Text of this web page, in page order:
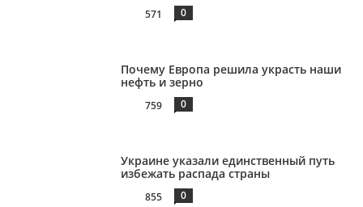
571 0
Почему Европа решила украсть наши
нефть и зерно
759 0
Украине указали единственный путь
избежать распада страны
855 0